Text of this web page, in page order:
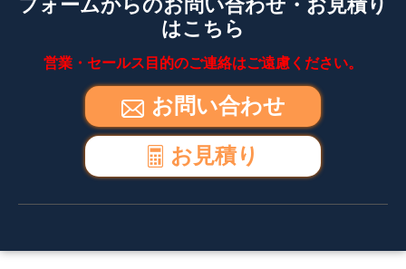
フォームからのお問い合わせ・お見積り
はこちら
営業・セールス目的のご連絡はご遠慮ください。
お問い合わせ
お見積り